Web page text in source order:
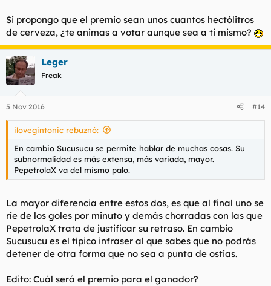
Si propongo que el premio sean unos cuantos hectólitros
de cerveza, ¿te animas a votar aunque sea a ti mismo?
Leger
Freak
5 Nov 2016 #14
ilovegintonic rebuznó:
En cambio Sucusucu se permite hablar de muchas cosas. Su
subnormalidad es más extensa, más variada, mayor.
PepetrolaX va del mismo palo.
La mayor diferencia entre estos dos, es que al final uno se
ríe de los goles por minuto y demás chorradas con las que
PepetrolaX trata de justificar su retraso. En cambio
Sucusucu es el típico infraser al que sabes que no podrás
detener de otra forma que no sea a punta de ostias.
Edito: Cuál será el premio para el ganador?